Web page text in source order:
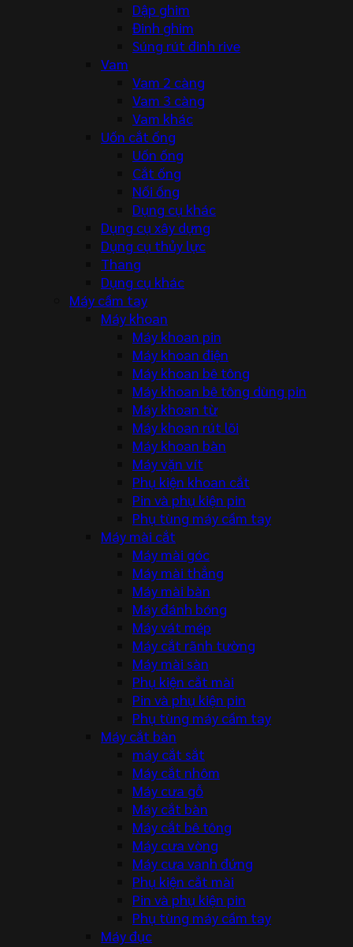
Dập ghim
Đinh ghim
Súng rút đinh rive
Vam
Vam 2 càng
Vam 3 càng
Vam khác
Uốn cắt ống
Uốn ống
Cắt ống
Nối ống
Dụng cụ khác
Dụng cụ xây dựng
Dụng cụ thủy lực
Thang
Dụng cụ khác
Máy cầm tay
Máy khoan
Máy khoan pin
Máy khoan điện
Máy khoan bê tông
Máy khoan bê tông dùng pin
Máy khoan từ
Máy khoan rút lõi
Máy khoan bàn
Máy vặn vít
Phụ kiện khoan cắt
Pin và phụ kiện pin
Phụ tùng máy cầm tay
Máy mài cắt
Máy mài góc
Máy mài thẳng
Máy mài bàn
Máy đánh bóng
Máy vát mép
Máy cắt rãnh tường
Máy mài sàn
Phụ kiện cắt mài
Pin và phụ kiện pin
Phụ tùng máy cầm tay
Máy cắt bàn
máy cắt sắt
Máy cắt nhôm
Máy cưa gỗ
Máy cắt bàn
Máy cắt bê tông
Máy cưa vòng
Máy cưa vanh đứng
Phụ kiện cắt mài
Pin và phụ kiện pin
Phụ tùng máy cầm tay
Máy đục